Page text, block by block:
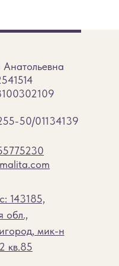
50/01134139
143185,
обл.,
мик-н
кв.85